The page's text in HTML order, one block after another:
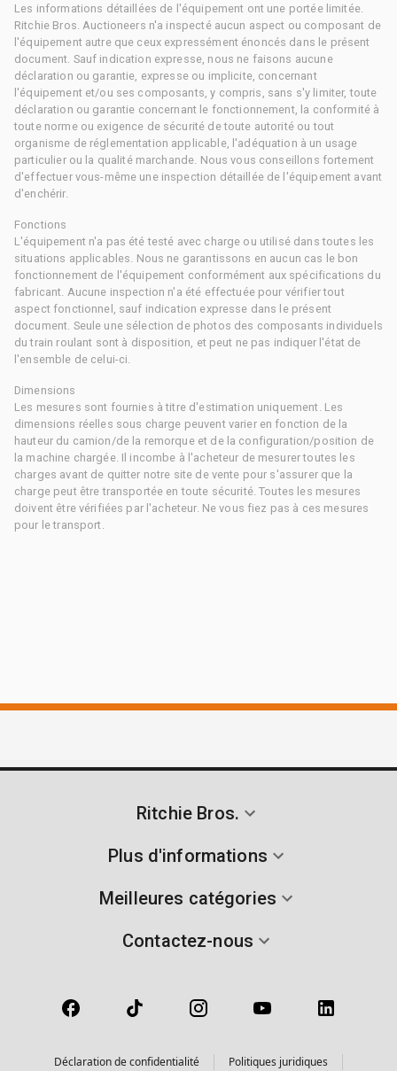
Les informations détaillées de l'équipement ont une portée limitée.
Ritchie Bros. Auctioneers n'a inspecté aucun aspect ou composant de
l'équipement autre que ceux expressément énoncés dans le présent
document. Sauf indication expresse, nous ne faisons aucune
déclaration ou garantie, expresse ou implicite, concernant
l'équipement et/ou ses composants, y compris, sans s'y limiter, toute
déclaration ou garantie concernant le fonctionnement, la conformité à
toute norme ou exigence de sécurité de toute autorité ou tout
organisme de réglementation applicable, l'adéquation à un usage
particulier ou la qualité marchande. Nous vous conseillons fortement
d'effectuer vous-même une inspection détaillée de l'équipement avant
d'enchérir.
Fonctions
L'équipement n'a pas été testé avec charge ou utilisé dans toutes les
situations applicables. Nous ne garantissons en aucun cas le bon
fonctionnement de l'équipement conformément aux spécifications du
fabricant. Aucune inspection n'a été effectuée pour vérifier tout
aspect fonctionnel, sauf indication expresse dans le présent
document. Seule une sélection de photos des composants individuels
du train roulant sont à disposition, et peut ne pas indiquer l'état de
l'ensemble de celui-ci.
Dimensions
Les mesures sont fournies à titre d'estimation uniquement. Les
dimensions réelles sous charge peuvent varier en fonction de la
hauteur du camion/de la remorque et de la configuration/position de
la machine chargée. Il incombe à l'acheteur de mesurer toutes les
charges avant de quitter notre site de vente pour s'assurer que la
charge peut être transportée en toute sécurité. Toutes les mesures
doivent être vérifiées par l'acheteur. Ne vous fiez pas à ces mesures
pour le transport.
Ritchie Bros.
Plus d'informations
Meilleures catégories
Contactez-nous
Déclaration de confidentialité
Politiques juridiques